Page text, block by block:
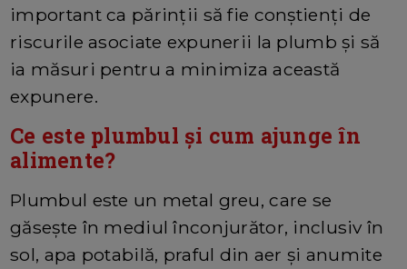
important ca părinții să fie conștienți de
riscurile asociate expunerii la plumb și să
ia măsuri pentru a minimiza această
expunere.
Ce este plumbul și cum ajunge în
alimente?
Plumbul este un metal greu, care se
găsește în mediul înconjurător, inclusiv în
sol, apa potabilă, praful din aer și anumite